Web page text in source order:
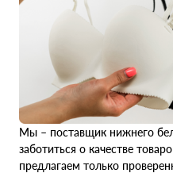
Мы – поставщик нижнего
заботиться о качестве
предлагаем только